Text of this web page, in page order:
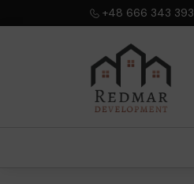
+48 666 343 393